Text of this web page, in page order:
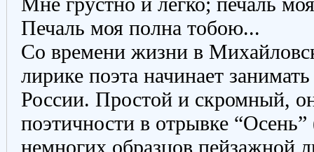
Печаль моя полна тобою...
Со времени жизни в
лирике поэта начинает
России. Простой и скромный,
поэтичности в отрывке
немногих образцов пейзажной